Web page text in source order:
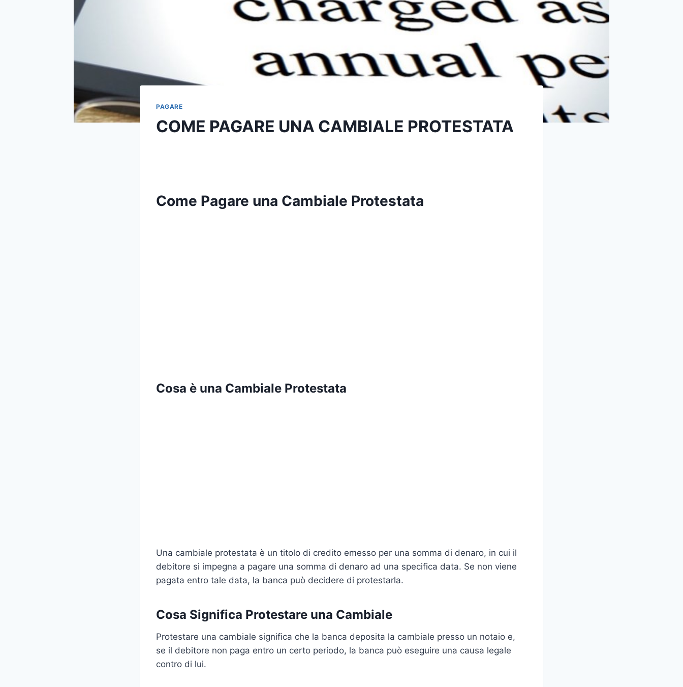
PAGARE
COME PAGARE UNA CAMBIALE PROTESTATA
Come Pagare una Cambiale Protestata
Cosa è una Cambiale Protestata
Una cambiale protestata è un titolo di credito emesso per una somma di denaro, in cui il
debitore si impegna a pagare una somma di denaro ad una specifica data. Se non viene
pagata entro tale data, la banca può decidere di protestarla.
Cosa Significa Protestare una Cambiale
Protestare una cambiale significa che la banca deposita la cambiale presso un notaio e,
se il debitore non paga entro un certo periodo, la banca può eseguire una causa legale
contro di lui.